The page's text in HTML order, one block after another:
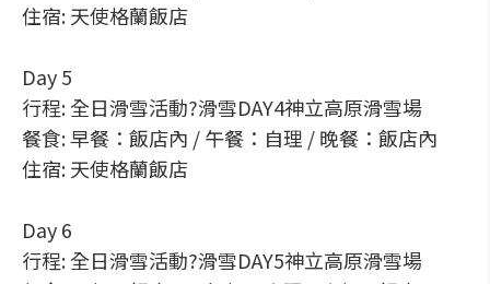
住宿: 天使格蘭飯店
Day 5
行程: 全日滑雪活動?滑雪DAY4神立高原滑雪場
餐食: 早餐：飯店內 / 午餐：自理 / 晚餐：飯店內
住宿: 天使格蘭飯店
Day 6
行程: 全日滑雪活動?滑雪DAY5神立高原滑雪場